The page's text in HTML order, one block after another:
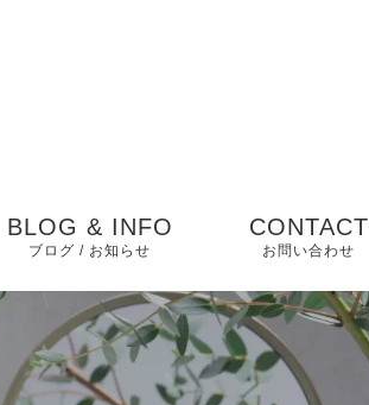
BLOG & INFO
ブログ / お知らせ
− blog
− news
CONTACT
お問い合わせ